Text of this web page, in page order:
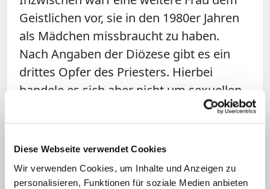
Diese Webseite verwendet Cookies
Wir verwenden Cookies, um Inhalte und Anzeigen zu
personalisieren, Funktionen für soziale Medien anbieten
Geistlichen vor, sie in den 1980er Jahren
als Mädchen missbraucht zu haben.
Nach Angaben der Diözese gibt es ein
drittes Opfer des Priesters. Hierbei
handele es sich aber nicht um sexuellen
geistlichen Missbrauchs". Dieser Fall
habe aber nicht in Wadersloh
stattgefunden. Weitere Fälle seien dem